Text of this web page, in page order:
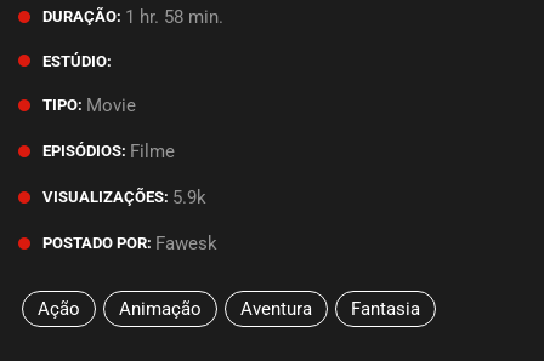
DURAÇÃO: 1 hr. 58 min.
ESTÚDIO:
TIPO: Movie
EPISÓDIOS: Filme
VISUALIZAÇÕES: 5.9k
POSTADO POR: Fawesk
Ação Animação Aventura Fantasia